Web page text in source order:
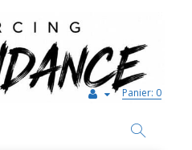
Panier: 0